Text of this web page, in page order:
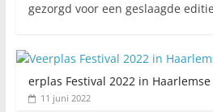
gezorgd voor een geslaagde editie
erplas Festival 2022 in
11 juni 2022